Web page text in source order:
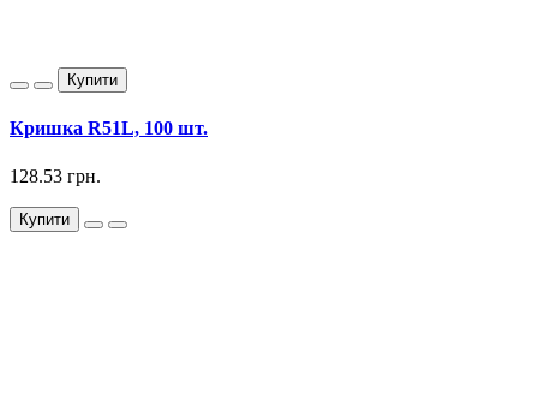
Купити
Кришка R51L, 100 шт.
128.53 грн.
Купити